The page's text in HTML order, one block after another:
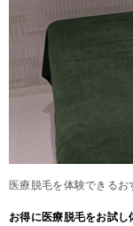
医療脱毛を体験できるお
お得に医療脱毛をお試